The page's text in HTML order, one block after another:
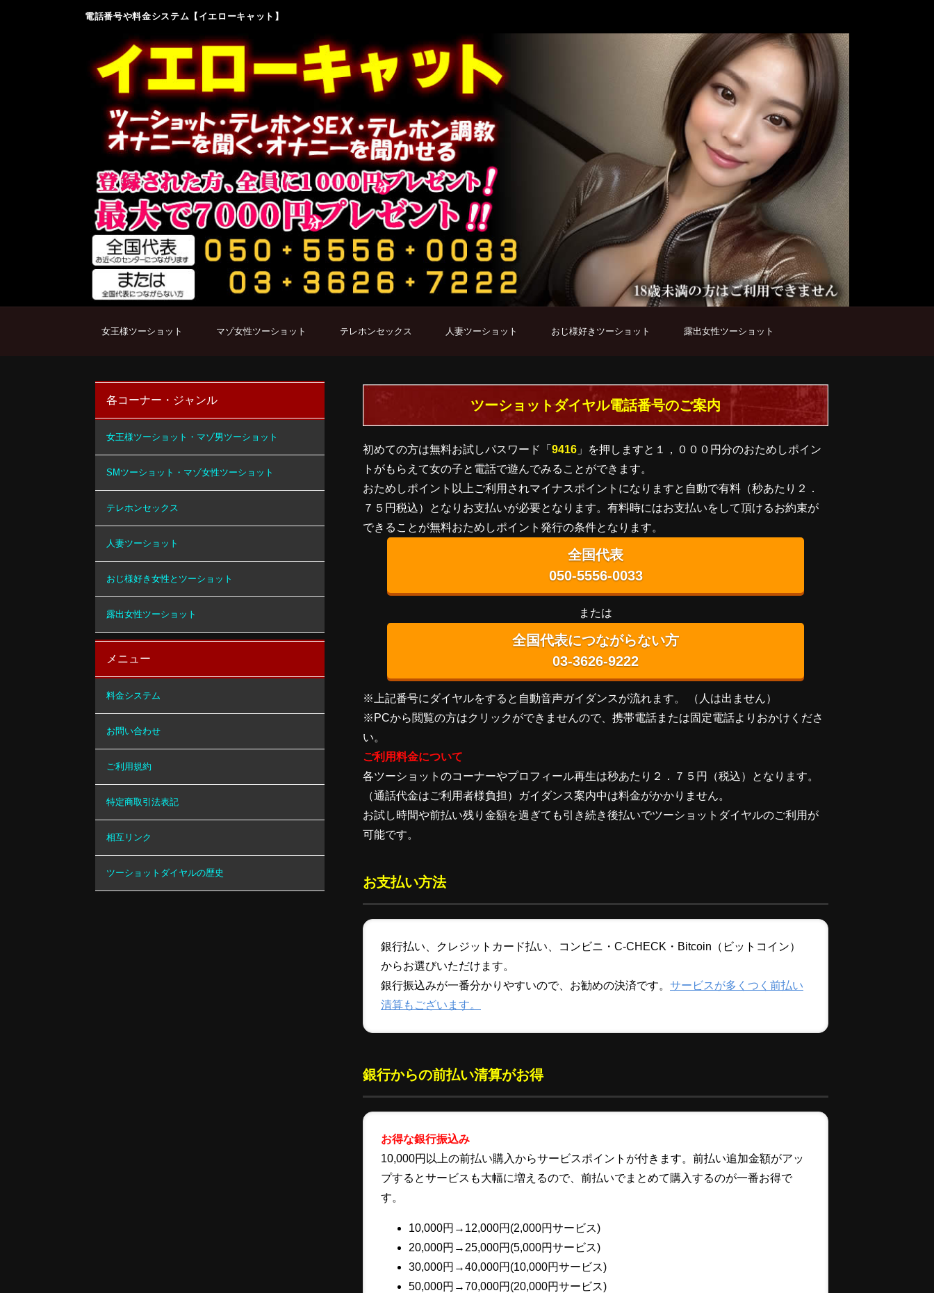
電話番号や料金システム【イエローキャット】
女王様ツーショット マゾ女性ツーショット テレホンセックス 人妻ツーショット おじ様好きツーショット 露出女性ツーショット
ツーショットダイヤル電話番号のご案内
初めての方は無料お試しパスワード「 9416 」を押しますと１，０００円分のおためしポイン
トがもらえて女の子と電話で遊んでみることができます。
おためしポイント以上ご利用されマイナスポイントになりますと自動で有料（秒あたり２．
７５円税込）となりお支払いが必要となります。有料時にはお支払いをして頂けるお約束が
できることが無料おためしポイント発行の条件となります。
全国代表
050-5556-0033
または
全国代表につながらない方
03-3626-9222
※上記番号にダイヤルをすると自動音声ガイダンスが流れます。 （人は出ません）
※PCから閲覧の方はクリックができませんので、携帯電話または固定電話よりおかけくださ
い。
ご利用料金について
各ツーショットのコーナーやプロフィール再生は秒あたり２．７５円（税込）となります。
（通話代金はご利用者様負担）ガイダンス案内中は料金がかかりません。
お試し時間や前払い残り金額を過ぎても引き続き後払いでツーショットダイヤルのご利用が
可能です。
お支払い方法
銀行払い、クレジットカード払い、コンビニ・C-CHECK・Bitcoin（ビットコイン）
からお選びいただけます。
銀行振込みが一番分かりやすいので、お勧めの決済です。 サービスが多くつく前払い
清算もございます。
銀行からの前払い清算がお得
お得な銀行振込み
10,000円以上の前払い購入からサービスポイントが付きます。前払い追加金額がアッ
プするとサービスも大幅に増えるので、前払いでまとめて購入するのが一番お得で
す。
10,000円→12,000円(2,000円サービス)
20,000円→25,000円(5,000円サービス)
30,000円→40,000円(10,000円サービス)
50,000円→70,000円(20,000円サービス)
各コーナー・ジャンル
女王様ツーショット・マゾ男ツーショット
SMツーショット・マゾ女性ツーショット
テレホンセックス
人妻ツーショット
おじ様好き女性とツーショット
露出女性ツーショット
メニュー
料金システム
お問い合わせ
ご利用規約
特定商取引法表記
相互リンク
ツーショットダイヤルの歴史